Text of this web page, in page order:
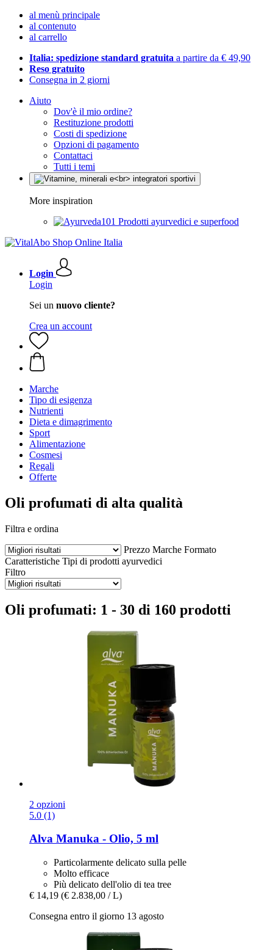
al menù principale
al contenuto
al carrello
Italia: spedizione standard gratuita a partire da € 49,90
Reso gratuito
Consegna in 2 giorni
Aiuto
Dov'è il mio ordine?
Restituzione prodotti
Costi di spedizione
Opzioni di pagamento
Contattaci
Tutti i temi
More inspiration
Prodotti ayurvedici e superfood
Login
Login
Sei un nuovo cliente?
Crea un account
Marche
Tipo di esigenza
Nutrienti
Dieta e dimagrimento
Sport
Alimentazione
Cosmesi
Regali
Offerte
Oli profumati di alta qualità
Filtra e ordina
Prezzo Marche Formato
Caratteristiche Tipi di prodotti ayurvedici
Filtro
Oli profumati: 1 - 30 di 160 prodotti
2 opzioni
5.0 (1)
Alva Manuka -​ Olio, 5 ml
Particolarmente delicato sulla pelle
Molto efficace
Più delicato dell'olio di tea tree
€ 14,19 (€ 2.838,00 / L)
Consegna entro il giorno 13 agosto